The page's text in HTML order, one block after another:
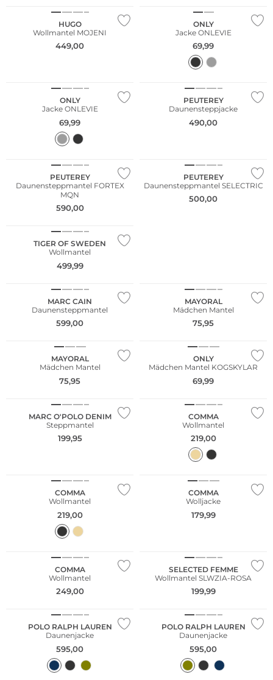
HUGO
Wollmantel MOJENI
449,00
ONLY
Jacke ONLEVIE
69,99
ONLY
Jacke ONLEVIE
69,99
PEUTEREY
Daunensteppjacke
490,00
PEUTEREY
Daunensteppmantel FORTEX
MQN
590,00
PEUTEREY
Daunensteppmantel SELECTRIC
500,00
TIGER OF SWEDEN
Wollmantel
499,99
MARC CAIN
Daunensteppmantel
599,00
MAYORAL
Mädchen Mantel
75,95
MAYORAL
Mädchen Mantel
75,95
ONLY
Mädchen Mantel KOGSKYLAR
69,99
MARC O'POLO DENIM
Steppmantel
199,95
NEU
COMMA
Wollmantel
219,00
COMMA
Wollmantel
219,00
COMMA
Wolljacke
179,99
COMMA
Wollmantel
249,00
SELECTED FEMME
Wollmantel SLWZIA-ROSA
199,99
POLO RALPH LAUREN
Daunenjacke
595,00
POLO RALPH LAUREN
Daunenjacke
595,00